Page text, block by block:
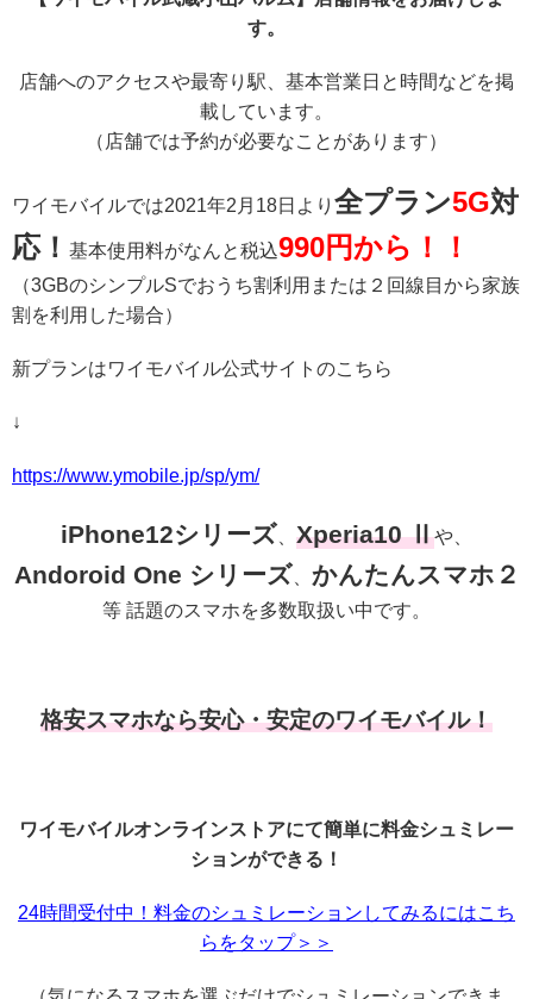
す。
店舗へのアクセスや最寄り駅、基本営業日と時間などを掲
載しています。
（店舗では予約が必要なことがあります）
ワイモバイルでは2021年2月18日より 全プラン5G対
応！ 基本使用料がなんと税込990円から！！
（3GBのシンプルSでおうち割利用または２回線目から家族
割を利用した場合）
新プランはワイモバイル公式サイトのこちら
↓
https://www.ymobile.jp/sp/ym/
iPhone12シリーズ、 Xperia10 Ⅱや、
Andoroid One シリーズ、 かんたんスマホ２
等 話題のスマホを多数取扱い中です。
格安スマホなら安心・安定のワイモバイル！
ワイモバイルオンラインストアにて簡単に料金シュミレー
ションができる！
24時間受付中！料金のシュミレーションしてみるにはこち
らをタップ＞＞